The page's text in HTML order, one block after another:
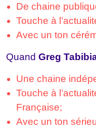
De chaine
Touche à
Avec un ton
Quand Greg
Une chaine
Touche à
Française;
Avec un ton